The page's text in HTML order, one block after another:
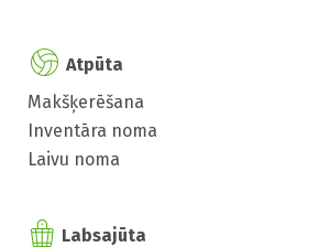
Atpūta
Makšķerēšana
Inventāra noma
Laivu noma
Labsajūta